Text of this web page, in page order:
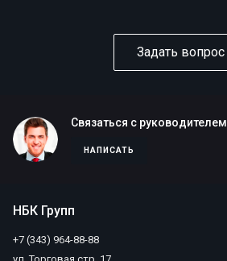
Задать вопрос
Связаться с руководителем
НАПИСАТЬ
НБК Групп
+7 (343) 964-88-88